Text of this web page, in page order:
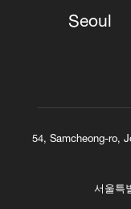
Seoul
54, Samcheong-ro,
서울특